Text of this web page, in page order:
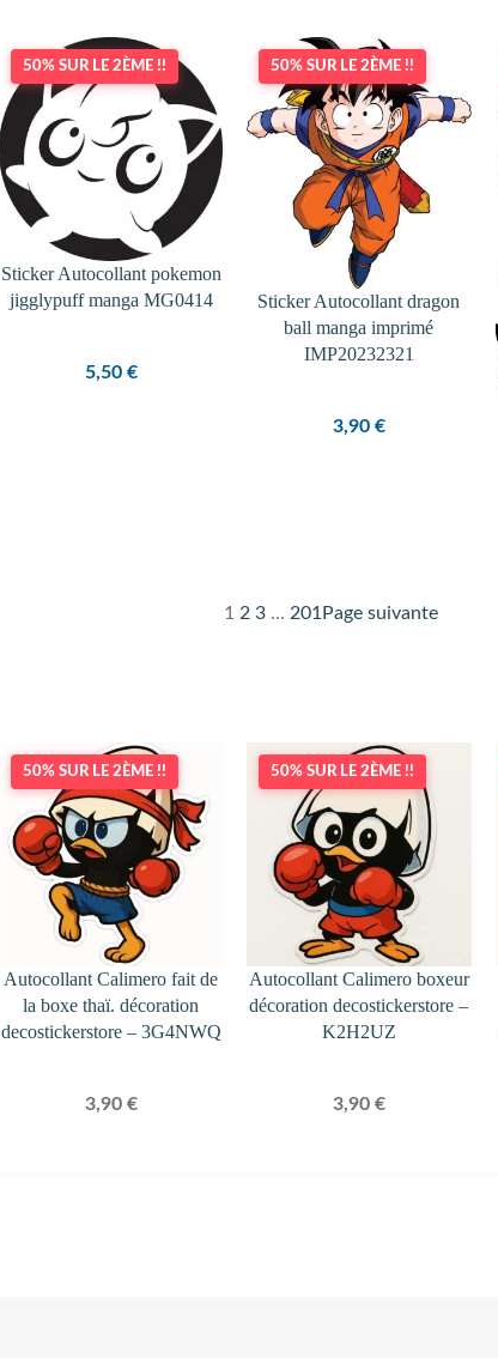
50% SUR LE 2ÈME !!
Sticker Autocollant pokemon
jigglypuff manga MG0414
5,50 €
50% SUR LE 2ÈME !!
Sticker Autocollant dragon
ball manga imprimé
IMP20232321
3,90 €
1 2 3 … 201 Page suivante
50% SUR LE 2ÈME !!
Autocollant Calimero fait de
la boxe thaï. décoration
decostickerstore – 3G4NWQ
3,90 €
50% SUR LE 2ÈME !!
Autocollant Calimero boxeur
décoration decostickerstore –
K2H2UZ
3,90 €